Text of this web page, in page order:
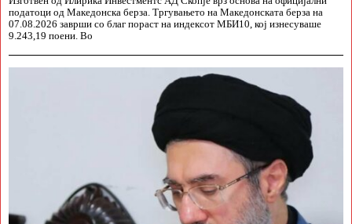
податоци од Македонска берза. Тргувањето на Македонската берза на
07.08.2026 заврши со благ пораст на индексот МБИ10, кој изнесуваше
9.243,19 поени. Во